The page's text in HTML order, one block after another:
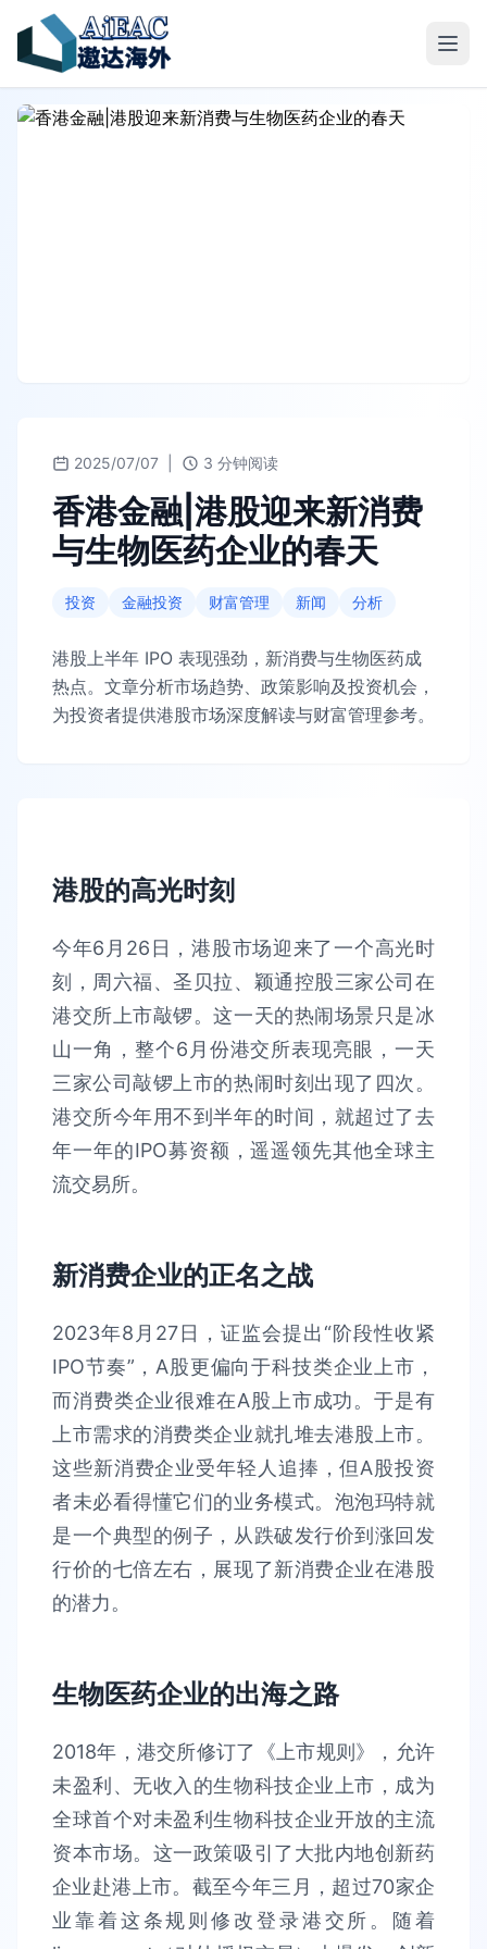
2025/07/07 3 分钟阅读
香港金融|港股迎来新消费
与生物医药企业的春天
投资 金融投资 财富管理 新闻 分析
港股上半年 IPO 表现强劲，新消费与生物医药成
热点。文章分析市场趋势、政策影响及投资机会，
为投资者提供港股市场深度解读与财富管理参考。
港股的高光时刻
今年6月26日，港股市场迎来了一个高光时
刻，周六福、圣贝拉、颖通控股三家公司在
港交所上市敲锣。这一天的热闹场景只是冰
山一角，整个6月份港交所表现亮眼，一天
三家公司敲锣上市的热闹时刻出现了四次。
港交所今年用不到半年的时间，就超过了去
年一年的IPO募资额，遥遥领先其他全球主
流交易所。
新消费企业的正名之战
2023年8月27日，证监会提出“阶段性收紧
IPO节奏”，A股更偏向于科技类企业上市，
而消费类企业很难在A股上市成功。于是有
上市需求的消费类企业就扎堆去港股上市。
这些新消费企业受年轻人追捧，但A股投资
者未必看得懂它们的业务模式。泡泡玛特就
是一个典型的例子，从跌破发行价到涨回发
行价的七倍左右，展现了新消费企业在港股
的潜力。
生物医药企业的出海之路
2018年，港交所修订了《上市规则》，允许
未盈利、无收入的生物科技企业上市，成为
全球首个对未盈利生物科技企业开放的主流
资本市场。这一政策吸引了大批内地创新药
企业赴港上市。截至今年三月，超过70家企
业靠着这条规则修改登录港交所。随着